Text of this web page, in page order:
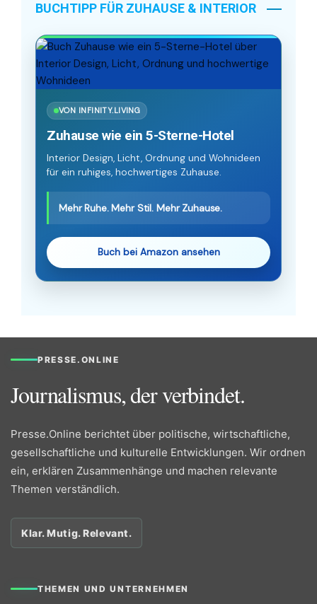
BUCHTIPP FÜR ZUHAUSE & INTERIOR
VON INFINITY.LIVING
Zuhause wie ein 5-Sterne-Hotel
Interior Design, Licht, Ordnung und Wohnideen
für ein ruhiges, hochwertiges Zuhause.
Mehr Ruhe. Mehr Stil. Mehr Zuhause.
Buch bei Amazon ansehen
PRESSE.ONLINE
Journalismus, der verbindet.
Presse.Online berichtet über politische, wirtschaftliche,
gesellschaftliche und kulturelle Entwicklungen. Wir ordnen
ein, erklären Zusammenhänge und machen relevante
Themen verständlich.
Klar. Mutig. Relevant.
THEMEN UND UNTERNEHMEN